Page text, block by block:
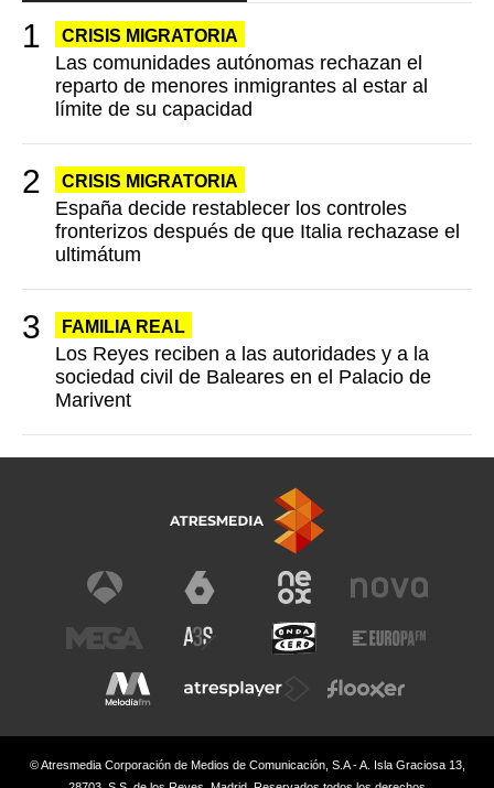
CRISIS MIGRATORIA
Las comunidades autónomas rechazan el
reparto de menores inmigrantes al estar al
límite de su capacidad
CRISIS MIGRATORIA
España decide restablecer los controles
fronterizos después de que Italia rechazase el
ultimátum
FAMILIA REAL
Los Reyes reciben a las autoridades y a la
sociedad civil de Baleares en el Palacio de
Marivent
© Atresmedia Corporación de Medios de Comunicación, S.A - A. Isla Graciosa 13,